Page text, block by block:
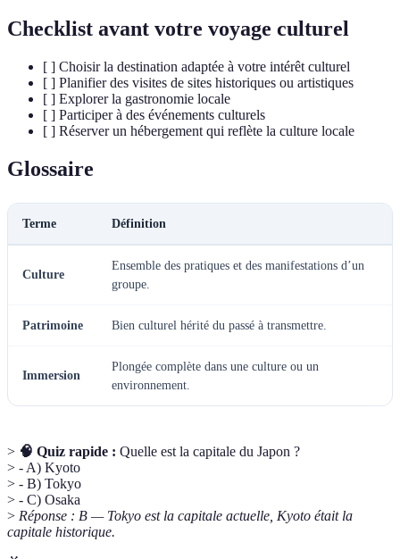
Checklist avant votre voyage culturel
[ ] Choisir la destination adaptée à votre intérêt culturel
[ ] Planifier des visites de sites historiques ou artistiques
[ ] Explorer la gastronomie locale
[ ] Participer à des événements culturels
[ ] Réserver un hébergement qui reflète la culture locale
Glossaire
Terme Définition
Culture
Ensemble des pratiques et des manifestations d’un
groupe.
Patrimoine Bien culturel hérité du passé à transmettre.
Immersion
Plongée complète dans une culture ou un
environnement.
> 🧠 Quiz rapide : Quelle est la capitale du Japon ?
> - A) Kyoto
> - B) Tokyo
> - C) Osaka
> Réponse : B — Tokyo est la capitale actuelle, Kyoto était la
capitale historique.